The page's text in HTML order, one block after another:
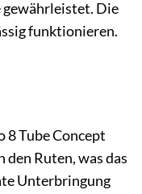
gewährleistet. Die
funktionieren.
8 Tube Concept
Ruten, was das
Unterbringung